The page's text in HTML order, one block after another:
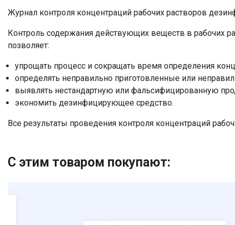
Журнал контроля концентраций рабочих растворов
Контроль содержания действующих веществ в рабочих
позволяет:
упрощать процесс и сокращать время определения
определять неправильно приготовленные или
выявлять нестандартную или фальсифицированную
экономить дезинфицирующее средство.
Все результаты проведения контроля концентраций
С этим товаром покупают: